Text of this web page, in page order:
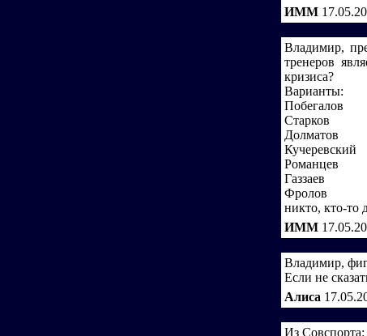
ИММ
Владимир,
тренеров
кризиса?
Варианты:
Побегалов
Старков
Долматов
Кучеревский
Романцев
Газзаев
Фролов
никто, кто-то
ИММ
Владимир,
Если не
Алиса
Из Совспорта: